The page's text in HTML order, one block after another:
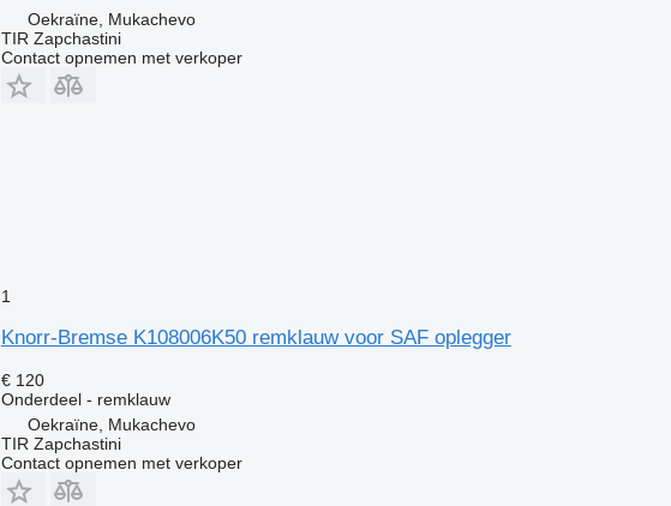
Oekraïne, Mukachevo
TIR Zapchastini
Contact opnemen met verkoper
1
Knorr-Bremse K108006K50 remklauw voor SAF oplegger
€ 120
Onderdeel - remklauw
Oekraïne, Mukachevo
TIR Zapchastini
Contact opnemen met verkoper